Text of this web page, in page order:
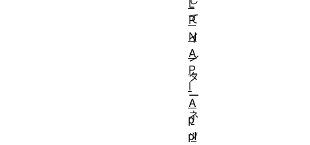
て
イ
ン
タ
ー
ネ
ッ
L
P
N
A
P
I
A
p
pl